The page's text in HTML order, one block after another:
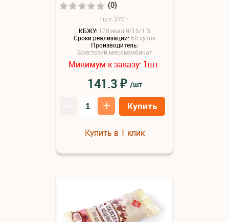
(0)
1шт: 370 г.
КБЖУ: 170 ккал 9/15/1.5
Сроки реализации: 60 суток
Производитель:
Брестский мясокомбинат
Минимум к заказу: 1шт.
141.3₽ /шт
+ Купить
Купить в 1 клик